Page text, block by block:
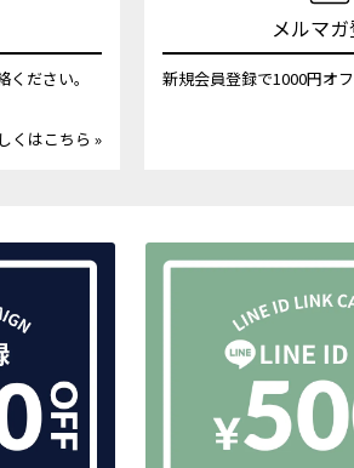
ださい。
くはこちら »
メルマ
新規会員登録で1000円オ